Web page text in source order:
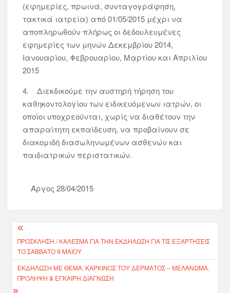
(εφημερίες, πρωινά, συνταγογράφηση,
τακτικά ιατρεία) από 01/05/2015 μέχρι να
αποπληρωθούν πλήρως οι δεδουλευμένες
εφημερίες των μηνών Δεκεμβρίου 2014,
Ιανουαρίου, Φεβρουαρίου, Μαρτίου και Απριλίου
2015
4. Διεκδικούμε την αυστηρή τήρηση του
καθηκοντολογίου των ειδικευόμενων ιατρών, οι
οποίοι υποχρεούνται, χωρίς να διαθέτουν την
απαραίτητη εκπαίδευση, να προβαίνουν σε
διακομιδή διασωληνωμένων ασθενών και
παιδιατρικών περιστατικών.
Άργος 28/04/2015
ΠΡΌΣΚΛΗΣΗ / ΚΆΛΕΣΜΑ ΓΙΑ ΤΗΝ ΕΚΔΉΛΩΣΗ ΓΙΑ ΤΙΣ ΕΞΑΡΤΉΣΕΙΣ
ΤΟ ΣΆΒΒΑΤΟ 9 ΜΑΊΟΥ
EΚΔΉΛΩΣΗ ΜΕ ΘΈΜΑ: ΚΑΡΚΊΝΟΣ ΤΟΥ ΔΈΡΜΑΤΟΣ – ΜΕΛΆΝΩΜΑ.
ΠΡΌΛΗΨΗ & ΈΓΚΑΙΡΗ ΔΙΆΓΝΩΣΗ